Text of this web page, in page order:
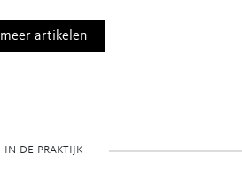
meer artikelen
in de praktijk